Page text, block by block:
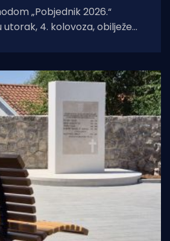
„Pobjednik 2026.“
utorak, 4. kolovoza, obilježeni